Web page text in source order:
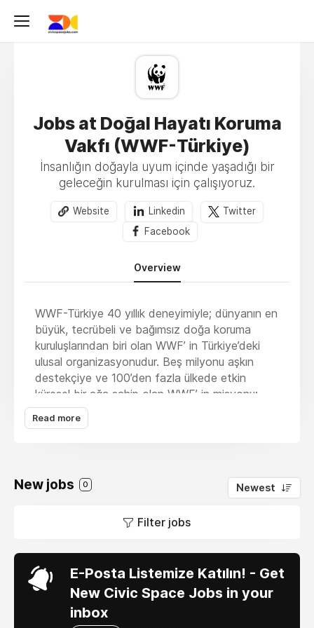
Jobs at Doğal Hayatı Koruma
Vakfı (WWF-Türkiye)
İnsanlığın doğayla uyum içinde yaşadığı bir
geleceğin kurulması için çalışıyoruz.
Website Linkedin
Twitter
Facebook
Overview
WWF-Türkiye 40 yıllık deneyimiyle; dünyanın en
büyük, tecrübeli ve bağımsız doğa koruma
kuruluşlarından biri olan WWF’ in Türkiye’deki
ulusal organizasyonudur. Beş milyonu aşkın
destekçiye ve 100’den fazla ülkede etkin
küresel bir ağa sahip olan WWF’ in misyonu;
dünyanın biyolojik çeşitliliğini koruyarak,
yenilenebilir enerji kaynaklarının sürdürülebilirliğini
bozulmasını durdurmak ve insanın doğayla
uyum içinde yaşadığı bir gelecek kurmaktır.
WWF-Türkiye olarak çalışmalarımızı “biyolojik
azaltılması” olmak üzere iki ana bileşende
yürütüyoruz. Merkezi ve yerel yönetimler,
akademisyenler, bilim insanları, özel sektör ve
yöre halkı ile işbirliği yaparak doğa koruma
politikaları oluşturmak; iş süreçlerinde ve
Read more
New jobs 0 Newest
Filter jobs
E-Posta Listemize Katılın! - Get
New Civic Space Jobs in your
inbox